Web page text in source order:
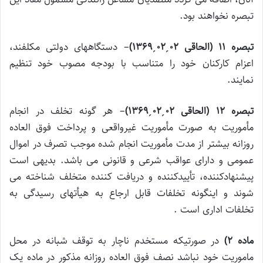
تبصره نخواهند بود.
تبصره 11 (الحاقی 02 ˏ
02
ˏ
1369) – دستگاههای دولتی مکلفند،
اعزام کارکنان خود را متناسب با بودجه مصوب خود تنظیم
نمایند.
تبصره 12 (الحاقی 02 ˏ
02
ˏ
1369) – هر گونه تخلف در انجام
مأموریت به صورت مأموریت غیرواقعی و پرداخت فوق العاده
روزانه بیشتر از مدت مأموریت انجام شده موجب تصرف در اموال
عمومی و دارای عواقب شرعی و قانونی می باشد. بدیهی است
پیشنهادکننده، تأییدکننده و دریافت کننده متخلف شناخته می
شوند و اینگونه تخلفات قابل ارجاع به هیأتهای رسیدگی به
تخلفات اداری است .
ماده ۲)
در صورتیکه مستخدم ناچار به توقف شبانه در محل
ماموریت خود نباشد نصف فوق العاده روزانه مذکور در ماده یک